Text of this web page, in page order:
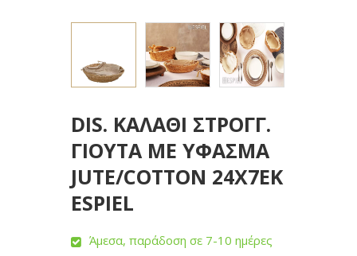
DIS. ΚΑΛΑΘΙ ΣΤΡΟΓΓ.
ΓΙΟΥΤΑ ΜΕ ΥΦΑΣΜΑ
JUTE/COTTON 24X7EK
ESPIEL
Άμεσα, παράδοση σε 7-10 ημέρες